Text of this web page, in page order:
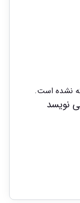
نشده است.
نویسد